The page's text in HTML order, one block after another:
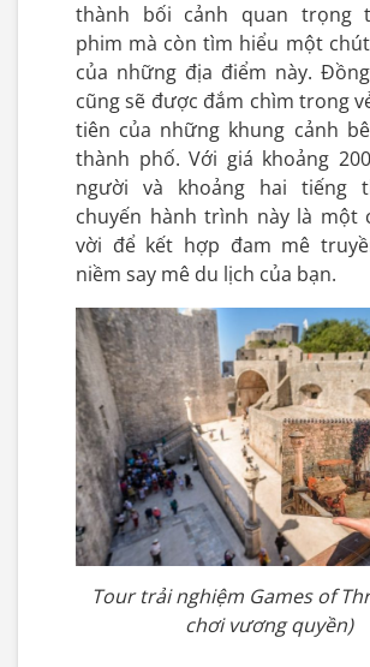
thành bối cảnh quan trọng
phim mà còn tìm hiểu một
của những địa điểm này.
cũng sẽ được đắm chìm trong
tiên của những khung cảnh
thành phố. Với giá khoảng
người và khoảng hai tiếng
chuyến hành trình này là một
vời để kết hợp đam mê
niềm say mê du lịch của bạn.
Tour trải nghiệm Games of
chơi vương quyền)